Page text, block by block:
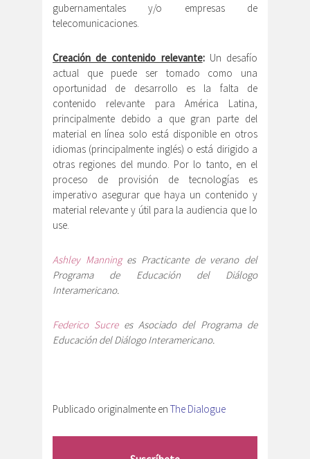
gubernamentales y/o empresas de
telecomunicaciones.
Creación de contenido relevante:Un desafío
actual que puede ser tomado como una
oportunidad de desarrollo es la falta de
contenido relevante para América Latina,
principalmente debido a que gran parte del
material en línea solo está disponible en otros
idiomas (principalmente inglés) o está dirigido a
otras regiones del mundo. Por lo tanto, en el
proceso de provisión de tecnologías es
imperativo asegurar que haya un contenido y
material relevante y útil para la audiencia que lo
use.
Ashley Manninges Practicante de verano del
Programa de Educación del Diálogo
Interamericano.
Federico Sucrees Asociado del Programa de
Educación del Diálogo Interamericano.
Publicado originalmente en The Dialogue